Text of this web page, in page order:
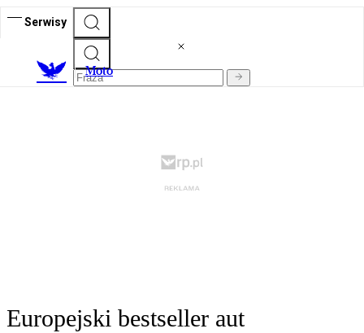
Serwisy
Moto
Europejski bestseller aut